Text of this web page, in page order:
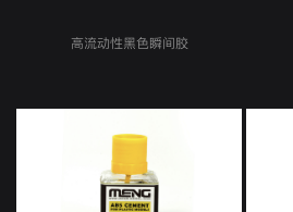
高流动性黑色瞬间胶